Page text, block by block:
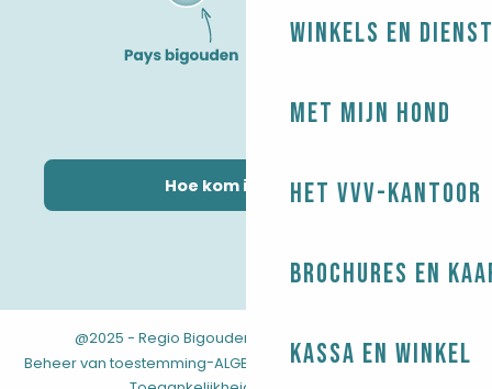
Winkels en
Met mijn hond
Het VVV-kantoor
Brochures en
Kassa en winkel
Hoe kom ik daar?
@2025 - Regio Bigouden Juridische informatie-
Beheer van toestemming-ALGEMENE VOORWAARDEN -Kaart-